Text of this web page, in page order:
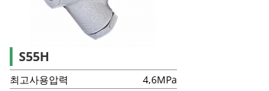
S55H
최고사용압력
4,6MPa